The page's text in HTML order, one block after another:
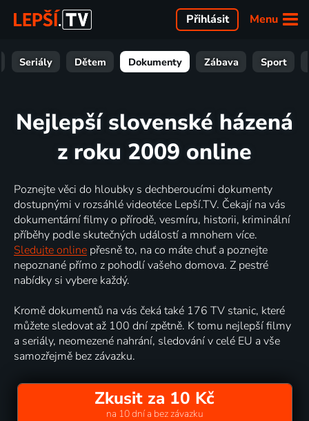
Menu
Přihlásit
Seriály Dětem Dokumenty Zábava Sport
Nejlepší slovenské házená
z roku 2009 online
Poznejte věci do hloubky s dechberoucími dokumenty
dostupnými v rozsáhlé videotéce Lepší.TV. Čekají na vás
dokumentární filmy o přírodě, vesmíru, historii, kriminální
příběhy podle skutečných událostí a mnohem více.
Sledujte online přesně to, na co máte chuť a poznejte
nepoznané přímo z pohodlí vašeho domova. Z pestré
nabídky si vybere každý.
Kromě dokumentů na vás čeká také 176 TV stanic, které
můžete sledovat až 100 dní zpětně. K tomu nejlepší filmy
a seriály, neomezené nahrání, sledování v celé EU a vše
samozřejmě bez závazku.
Zkusit za 10 Kč
na 10 dní a bez závazku